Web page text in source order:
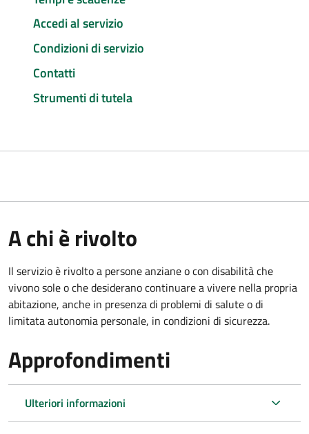
Accedi al servizio
Condizioni di servizio
Contatti
Strumenti di tutela
A chi è rivolto
Il servizio è rivolto a persone anziane o con disabilità che
vivono sole o che desiderano continuare a vivere nella propria
abitazione, anche in presenza di problemi di salute o di
limitata autonomia personale, in condizioni di sicurezza.
Approfondimenti
Ulteriori informazioni